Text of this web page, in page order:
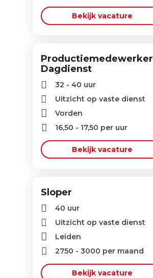
Bekijk vacature
Productiemedewerker
Dagdienst
32 - 40 uur
Uitzicht op vaste dienst
Vorden
16,50 - 17,50 per uur
Bekijk vacature
Sloper
40 uur
Uitzicht op vaste dienst
Leiden
2750 - 3000 per maand
Bekijk vacature